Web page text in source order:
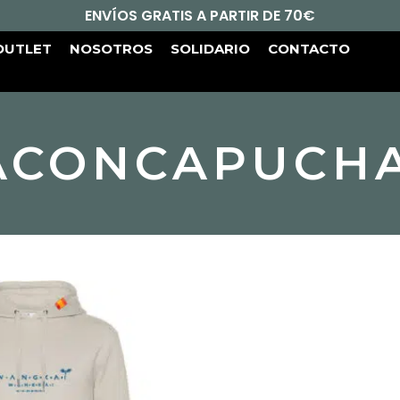
ENVÍOS GRATIS A PARTIR DE 70€
NOSOTROS SOLIDARIO CONTACTO